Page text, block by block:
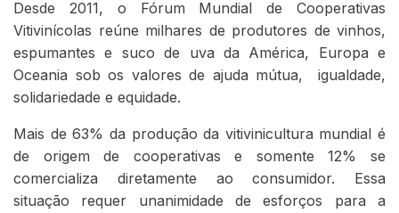
Desde 2011, o Fórum Mundial de Cooperativas
Vitivinícolas reúne milhares de produtores de vinhos,
espumantes e suco de uva da América, Europa e
Oceania sob os valores de ajuda mútua, igualdade,
solidariedade e equidade.
Mais de 63% da produção da vitivinicultura mundial é
de origem de cooperativas e somente 12% se
comercializa diretamente ao consumidor. Essa
situação requer unanimidade de esforços para a